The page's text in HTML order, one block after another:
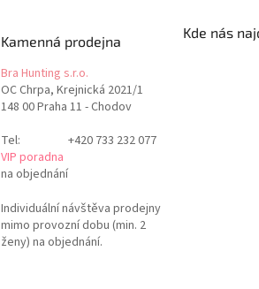
Kamenná prodejna
Bra Hunting s.r.o.
OC Chrpa, Krejnická 2021/1
148 00 Praha 11 - Chodov
Tel:
+420 733 232 077
VIP poradna
na objednání
Individuální návštěva prodejny
mimo provozní dobu (min. 2
ženy) na objednání.
Kde nás